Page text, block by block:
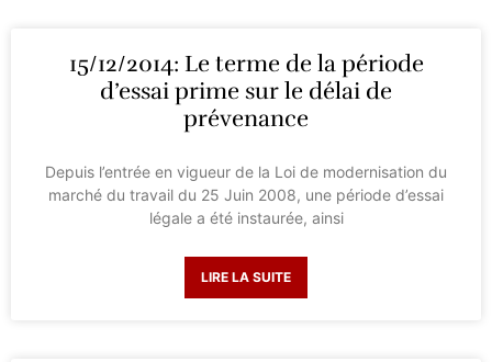
15/12/2014: Le terme de la période
d’essai prime sur le délai de
prévenance
Depuis l’entrée en vigueur de la Loi de modernisation du
marché du travail du 25 Juin 2008, une période d’essai
légale a été instaurée, ainsi
LIRE LA SUITE